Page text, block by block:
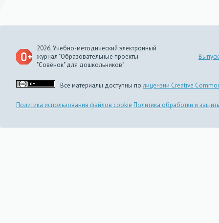
2026, Учебно-методический электронный
журнал "Образовательные проекты
"Совёнок" для дошкольников"
Все материалы доступны по лицензии Creative
Политика использования файлов cookie Политика обработки и